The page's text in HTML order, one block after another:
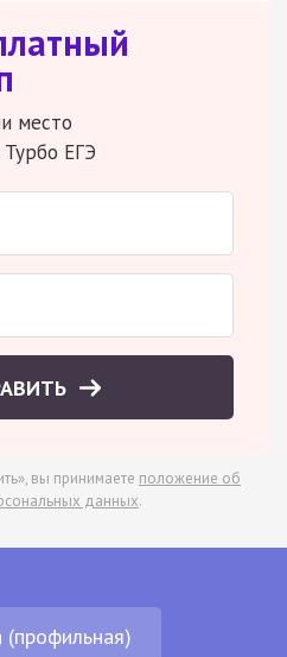
место
ЕГЭ
вы принимаете положение об
данных.